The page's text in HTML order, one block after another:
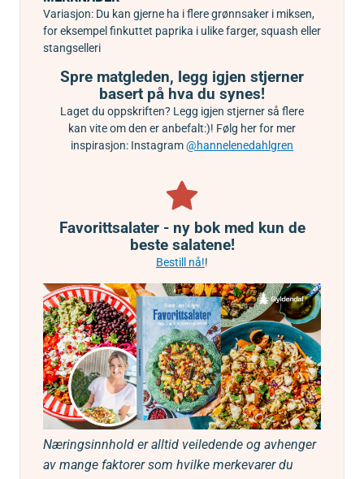
Variasjon: Du kan gjerne ha i flere grønnsaker i miksen,
for eksempel finkuttet paprika i ulike farger, squash eller
stangselleri
Spre matgleden, legg igjen stjerner
basert på hva du synes!
Laget du oppskriften? Legg igjen stjerner så flere
kan vite om den er anbefalt:)! Følg her for mer
inspirasjon: Instagram@hannelenedahlgren
Favorittsalater - ny bok med kun de
beste salatene!
Bestill nå!!
Næringsinnhold er alltid veiledende og avhenger
av mange faktorer som hvilke merkevarer du